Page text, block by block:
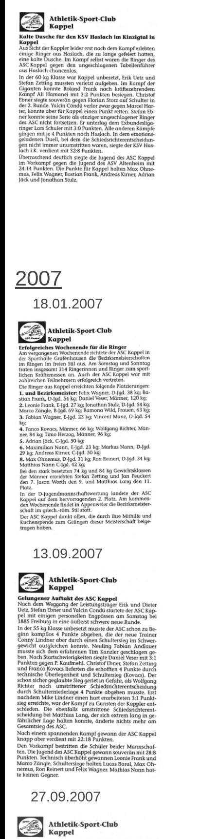
2007
18.01.2007
13.09.2007
27.09.2007